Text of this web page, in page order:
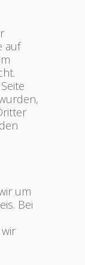
auf
um
Bei